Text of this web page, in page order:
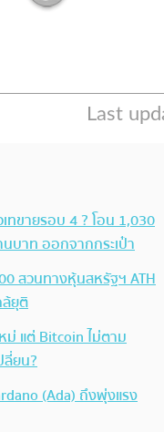
ทขายรอบ 4 ? โอน 1,030
บาท ออกจากกระเป๋า
สวนทางหุ้นสหรัฐฯ ATH
ยุติ
ม่ แต่ Bitcoin ไม่ตาม
ลี่ยน?
(Ada) ถึงพุ่งแรง